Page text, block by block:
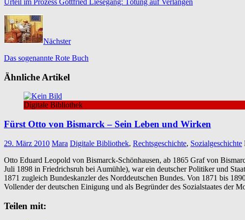
Urteil im Prozess Gottfried Liesegang: Tötung auf Verlangen
Nächster
Das sogenannte Rote Buch
Ähnliche Artikel
Digitale Bibliothek
Fürst Otto von Bismarck – Sein Leben und Wirken
29. März 2010 Mara Digitale Bibliothek, Rechtsgeschichte, Sozialgeschichte
Otto Eduard Leopold von Bismarck-Schönhausen, ab 1865 Graf von
Juli 1898 in Friedrichsruh bei Aumühle), war ein deutscher Politiker und
1871 zugleich Bundeskanzler des Norddeutschen Bundes. Von 1871 bis
Vollender der deutschen Einigung und als Begründer des Sozialstaates der
Teilen mit: